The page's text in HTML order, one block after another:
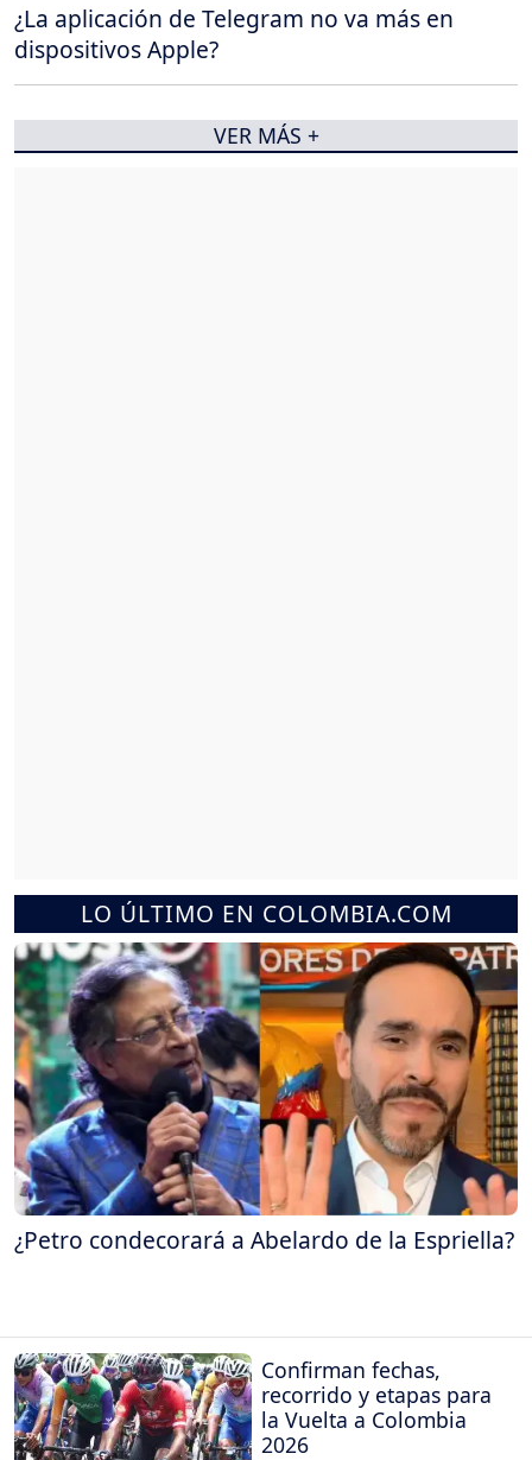
LO ÚLTIMO EN COLOMBIA.COM
¿Petro condecorará a Abelardo de la Espriella?
Confirman fechas,
recorrido y etapas para
la Vuelta a Colombia
2026
¿La aplicación de Telegram no va más en
dispositivos Apple?
VER MÁS +